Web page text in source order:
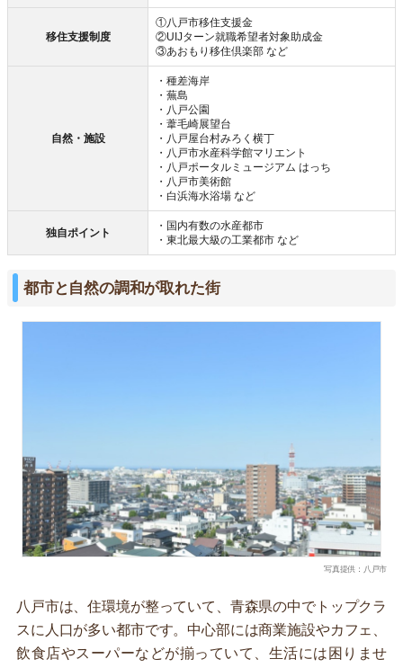
移住支援制度
①八戸市移住支援金
②UIJターン就職希望者対象助成金
③あおもり移住倶楽部 など
自然・施設
・種差海岸
・蕪島
・八戸公園
・葦毛崎展望台
・八戸屋台村みろく横丁
・八戸市水産科学館マリエント
・八戸ポータルミュージアム はっち
・八戸市美術館
・白浜海水浴場 など
独自ポイント
・国内有数の水産都市
・東北最大級の工業都市 など
都市と自然の調和が取れた街
写真提供：八戸市
八戸市は、住環境が整っていて、青森県の中でトップクラ
スに人口が多い都市です。中心部には商業施設やカフェ、
飲食店やスーパーなどが揃っていて、生活には困りませ